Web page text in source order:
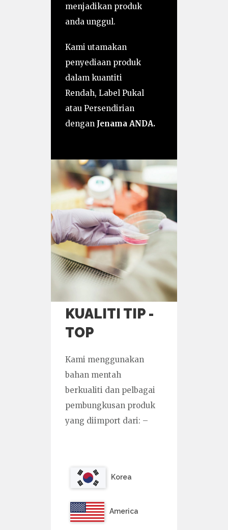
menjadikan produk
anda unggul.
Kami utamakan
penyediaan produk
dalam kuantiti
Rendah, Label Pukal
atau Persendirian
dengan Jenama ANDA.
KUALITI TIP -
TOP
Kami menggunakan
bahan mentah
berkualiti dan pelbagai
pembungkusan produk
yang diimport dari: –
Korea
America